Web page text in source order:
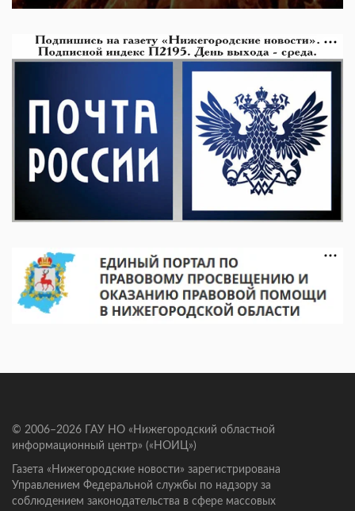
© 2006–2026 ГАУ НО «Нижегородский областной
информационный центр» («НОИЦ»)
Газета «Нижегородские новости» зарегистрирована
Управлением Федеральной службы по надзору за
соблюдением законодательства в сфере массовых